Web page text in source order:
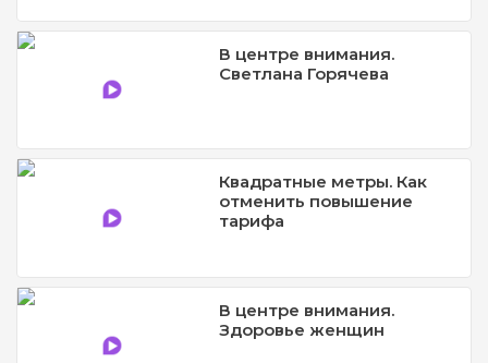
В центре внимания.
Светлана Горячева
Квадратные метры. Как
отменить повышение
тарифа
В центре внимания.
Здоровье женщин